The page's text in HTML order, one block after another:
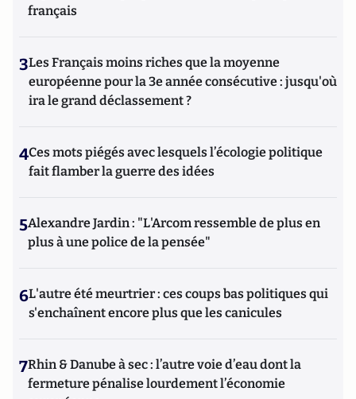
français
3Les Français moins riches que la moyenne
européenne pour la 3e année consécutive : jusqu'où
ira le grand déclassement ?
4Ces mots piégés avec lesquels l’écologie politique
fait flamber la guerre des idées
5Alexandre Jardin : "L'Arcom ressemble de plus en
plus à une police de la pensée"
6L'autre été meurtrier : ces coups bas politiques qui
s'enchaînent encore plus que les canicules
7Rhin & Danube à sec : l’autre voie d’eau dont la
fermeture pénalise lourdement l’économie